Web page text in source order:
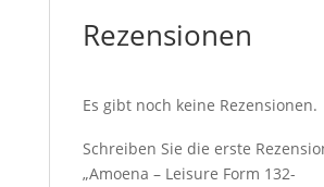
Rezensionen
Es gibt noch keine Rezensionen.
Schreiben Sie die erste
„Amoena – Leisure Form 132-